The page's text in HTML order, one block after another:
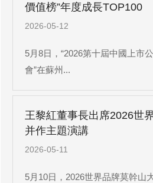
價值榜”年度成長TOP100
2026-05-12
5月8日，“2026第十屆中國上市
會”在蘇州...
王黎紅董事長出席2026世
并作主題演講
2026-05-11
5月10日，2026世界品牌莫幹山